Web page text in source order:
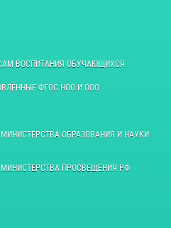
ВОСПИТАНИЯ ОБУЧАЮЩИХСЯ
ФГОС НОО И ООО
ОБРАЗОВАНИЯ И НАУКИ
ПРОСВЕЩЕНИЯ РФ